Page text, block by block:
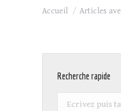
Vous êtes ici :
Accueil Articles
Recherche rapide
Recherche